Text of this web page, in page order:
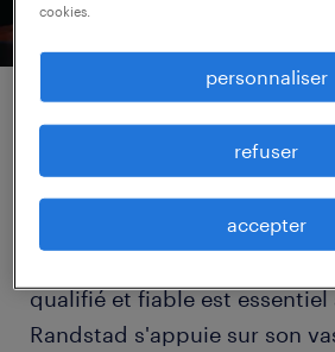
renforcez votre
de services.
Dans l'environnement
qualifié et fiable est essentiel
Randstad s'appuie sur son
cookies.
personnaliser
refuser
accepter